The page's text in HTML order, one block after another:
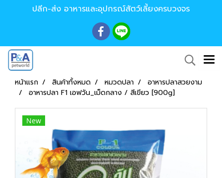
ปลีก-ส่ง อาหารและอุปกรณ์สัตว์เลี้ยงครบวงจร
หน้าแรก สินค้าทั้งหมด หมวดปลา
อาหารปลาสวยงาม
อาหารปลา F1 เอฟวัน_เม็ดกลาง / สีเขียว [900g]
New